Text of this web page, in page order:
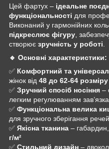
Цей фартух – ідеальне
функціональності для
Виконаний у гармонійних
підкреслює фігуру ,
створює зручність у роботі
🔹 Основні характеристики:
✅ Комфортний та
жінок від 48 до 62-64 розміру
✅ Зручний спосіб носіння –
легким регулюванням
✅ Функціональна велика
для зручного зберігання речей
✅ Якісна тканина – габардин,
г/м²
✅ Стильний дизайн –